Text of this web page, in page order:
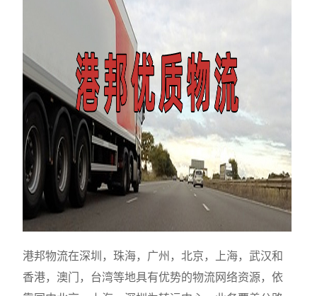
港邦物流在深圳，珠海，广州，北京，上海，武汉和
香港，澳门，台湾等地具有优势的物流网络资源，依